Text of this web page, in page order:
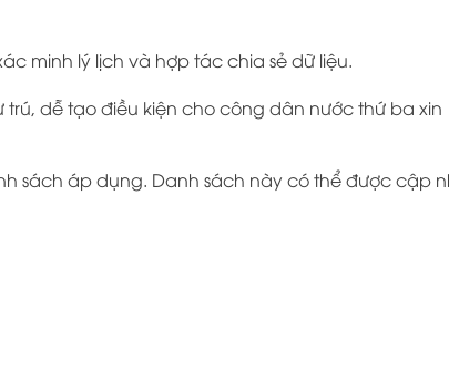
minh lý lịch và hợp tác chia sẻ dữ liệu.
dễ tạo điều kiện cho công dân nước thứ ba xin
sách áp dụng. Danh sách này có thể được cập